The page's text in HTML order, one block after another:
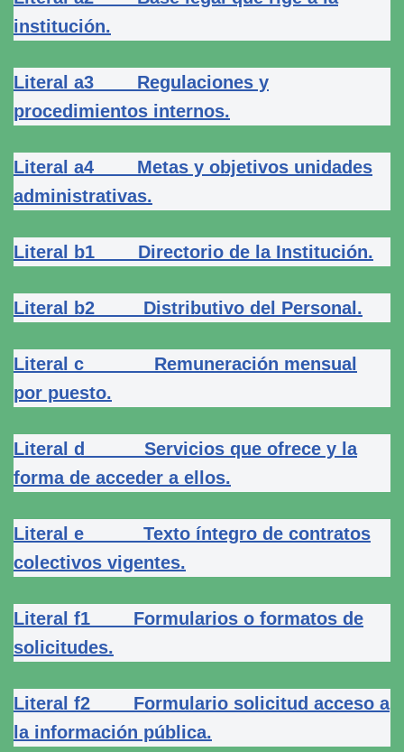
institución.
Literal a3 Regulaciones y
procedimientos internos.
Literal a4 Metas y objetivos unidades
administrativas.
Literal b1 Directorio de la Institución.
Literal b2 Distributivo del Personal.
Literal c Remuneración mensual
por puesto.
Literal d Servicios que ofrece y la
forma de acceder a ellos.
Literal e Texto íntegro de contratos
colectivos vigentes.
Literal f1 Formularios o formatos de
solicitudes.
Literal f2 Formulario solicitud acceso a
la información pública.